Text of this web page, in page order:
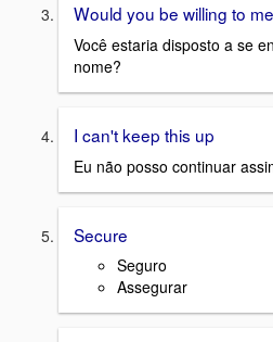
Would you be willing to
Você estaria disposto a se
nome?
I can't keep this up
Eu não posso continuar
Secure
Seguro
Assegurar